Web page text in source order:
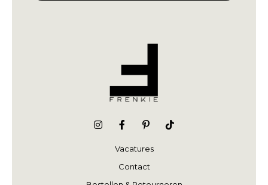
Vacatures
Contact